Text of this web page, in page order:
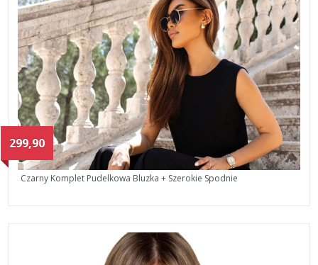
299,90
Czarny Komplet Pudelkowa Bluzka + Szerokie Spodnie